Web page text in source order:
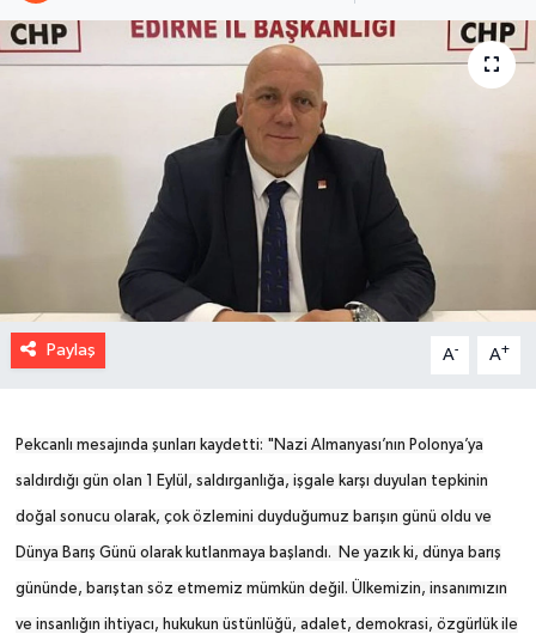
Paylaş A- A+
Pekcanlı mesajında şunları kaydetti: " Nazi Almanyası’nın Polonya’ya
saldırdığı gün olan 1 Eylül, saldırganlığa, işgale karşı duyulan tepkinin
doğal sonucu olarak, çok özlemini duyduğumuz barışın günü oldu ve
Dünya Barış Günü olarak kutlanmaya başlandı. Ne yazık ki, dünya barış
gününde, barıştan söz etmemiz mümkün değil. Ülkemizin, insanımızın
ve insanlığın ihtiyacı, hukukun üstünlüğü, adalet, demokrasi, özgürlük ile